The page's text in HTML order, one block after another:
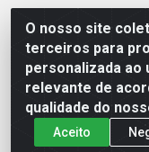
O nosso site
terceiros para
personalizada ao
relevante de
qualidade do
Aceito
Guaraves - PB
- CEP